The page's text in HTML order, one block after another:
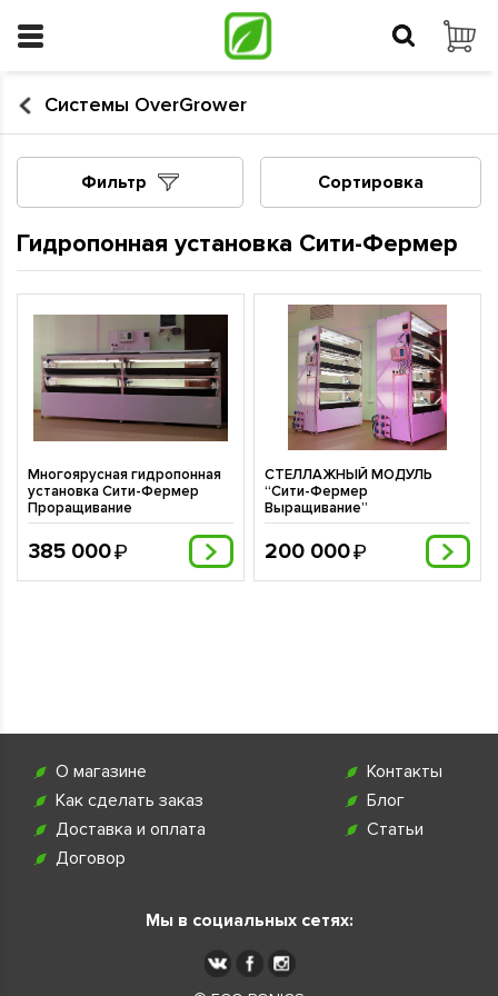
Системы OverGrower
Фильтр Сортировка
Гидропонная установка Сити-Фермер
Многоярусная гидропонная
установка Сити-Фермер
Проращивание
385 000
СТЕЛЛАЖНЫЙ МОДУЛЬ
“Сити-Фермер
Выращивание”
200 000
О магазине
Как сделать заказ
Доставка и оплата
Договор
Контакты
Блог
Статьи
Мы в социальных сетях: